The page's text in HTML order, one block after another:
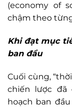
(economy of
chậm theo
Khi đạt mục
ban đầu
Cuối cùng,
chiến lược đã
hoạch ban